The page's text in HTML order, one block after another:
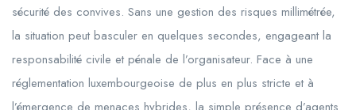
sécurité des convives. Sans une gestion des risques millimétrée,
la situation peut basculer en quelques secondes, engageant la
responsabilité civile et pénale de l’organisateur. Face à une
réglementation luxembourgeoise de plus en plus stricte et à